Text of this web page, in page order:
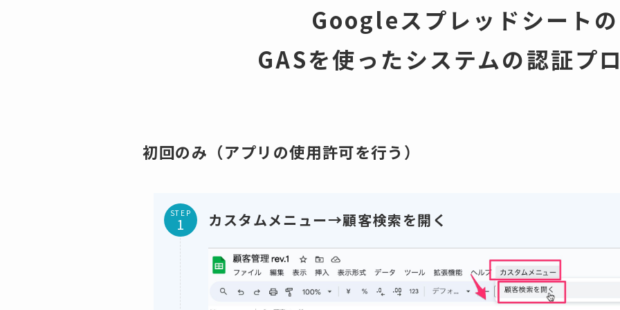
Googleスプレッドシートの
GASを使ったシステムの認証プ
初回のみ（アプリの使用許可を行う）
STEP カスタムメニュー→顧客検索を開く